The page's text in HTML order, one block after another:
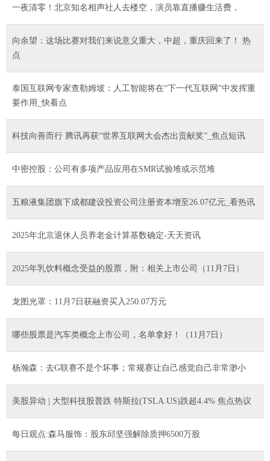
一夜清零！北京知名相声社人去楼空，演员靠直播赚生活费，
向余望：这场比赛对我们来说意义重大，中超，重庆回来了！ 热
点
泰国互联网专家查勒姆坡：人工智能将在“下一代互联网”中发挥重
要作用_快看点
科技向善而行 腾讯再获“世界互联网大会杰出贡献奖”_焦点短讯
中密控股：公司有多项产品应用在SMR试验堆或示范堆
五粮液集团旗下成都建设投资公司注册资本增至26.07亿元_看热讯
2025年北京退休人员养老金计算基数确定-天天资讯
2025年乳饮料概念受益的股票，附：相关上市公司（11月7日）
龙图光罩：11月7日获融资买入250.07万元
哪些股票是汽车类概念上市公司，名单拿好！（11月7日）
杨瀚森：去G联赛不是个坏事；常规赛让自己感觉自己非常渺小
美股异动 | 大型科技股普跌 特斯拉(TSLA.US)跌超4.4% 焦点热议
每日观点:森马服饰：股东邱坚强解除质押6500万股